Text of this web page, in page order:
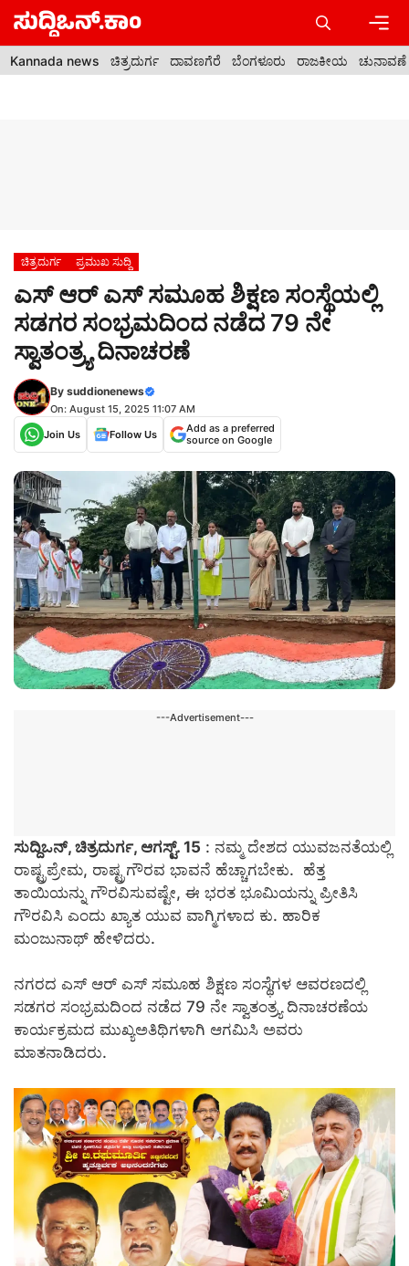
Skip
content
Kannada news ಚಿತ್ರದುರ್ಗ ದಾವಣಗೆರೆ ಬೆಂಗಳೂರು ರಾಜಕೀಯ ಚುನಾವಣೆ
ಚಿತ್ರದುರ್ಗ ಪ್ರಮುಖ ಸುದ್ದಿ
ಎಸ್‌ ಆರ್‌ ಎಸ್‌ ಸಮೂಹ ಶಿಕ್ಷಣ ಸಂಸ್ಥೆಯಲ್ಲಿ
ಸಡಗರ ಸಂಭ್ರಮದಿಂದ ನಡೆದ 79 ನೇ
ಸ್ವಾತಂತ್ರ್ಯ ದಿನಾಚರಣೆ
By suddionenews
On: August 15, 2025 11:07 AM
Join Us
Follow Us
Add as a preferred
source on Google
---Advertisement---
ಸುದ್ದಿಒನ್, ಚಿತ್ರದುರ್ಗ, ಆಗಸ್ಟ್. 15 : ನಮ್ಮ ದೇಶದ ಯುವಜನತೆಯಲ್ಲಿ
ರಾಷ್ಟ್ರಪ್ರೇಮ, ರಾಷ್ಟ್ರಗೌರವ ಭಾವನೆ ಹೆಚ್ಚಾಗಬೇಕು. ಹೆತ್ತ
ತಾಯಿಯನ್ನು ಗೌರವಿಸುವಷ್ಟೇ, ಈ ಭರತ ಭೂಮಿಯನ್ನು ಪ್ರೀತಿಸಿ
ಗೌರವಿಸಿ ಎಂದು ಖ್ಯಾತ ಯುವ ವಾಗ್ಮಿಗಳಾದ ಕು. ಹಾರಿಕ
ಮಂಜುನಾಥ್‌ ಹೇಳಿದರು.
ನಗರದ ಎಸ್‌ ಆರ್‌ ಎಸ್‌ ಸಮೂಹ ಶಿಕ್ಷಣ ಸಂಸ್ಥೆಗಳ ಆವರಣದಲ್ಲಿ
ಸಡಗರ ಸಂಭ್ರಮದಿಂದ ನಡೆದ 79 ನೇ ಸ್ವಾತಂತ್ರ್ಯ ದಿನಾಚರಣೆಯ
ಕಾರ್ಯಕ್ರಮದ ಮುಖ್ಯಅತಿಥಿಗಳಾಗಿ ಆಗಮಿಸಿ ಅವರು
ಮಾತನಾಡಿದರು.